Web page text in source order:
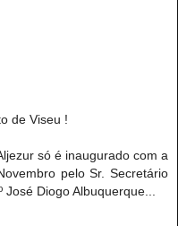
de Viseu !
só é inaugurado com a
pelo Sr. Secretário
José Diogo Albuquerque...